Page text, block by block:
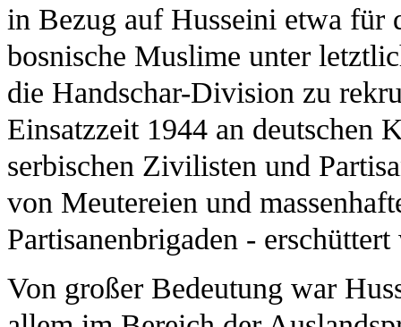
in Bezug auf Husseini etwa für
bosnische Muslime unter
die Handschar-Division zu
Einsatzzeit 1944 an deutschen
serbischen Zivilisten und
von Meutereien und
Partisanenbrigaden -
Von großer Bedeutung war